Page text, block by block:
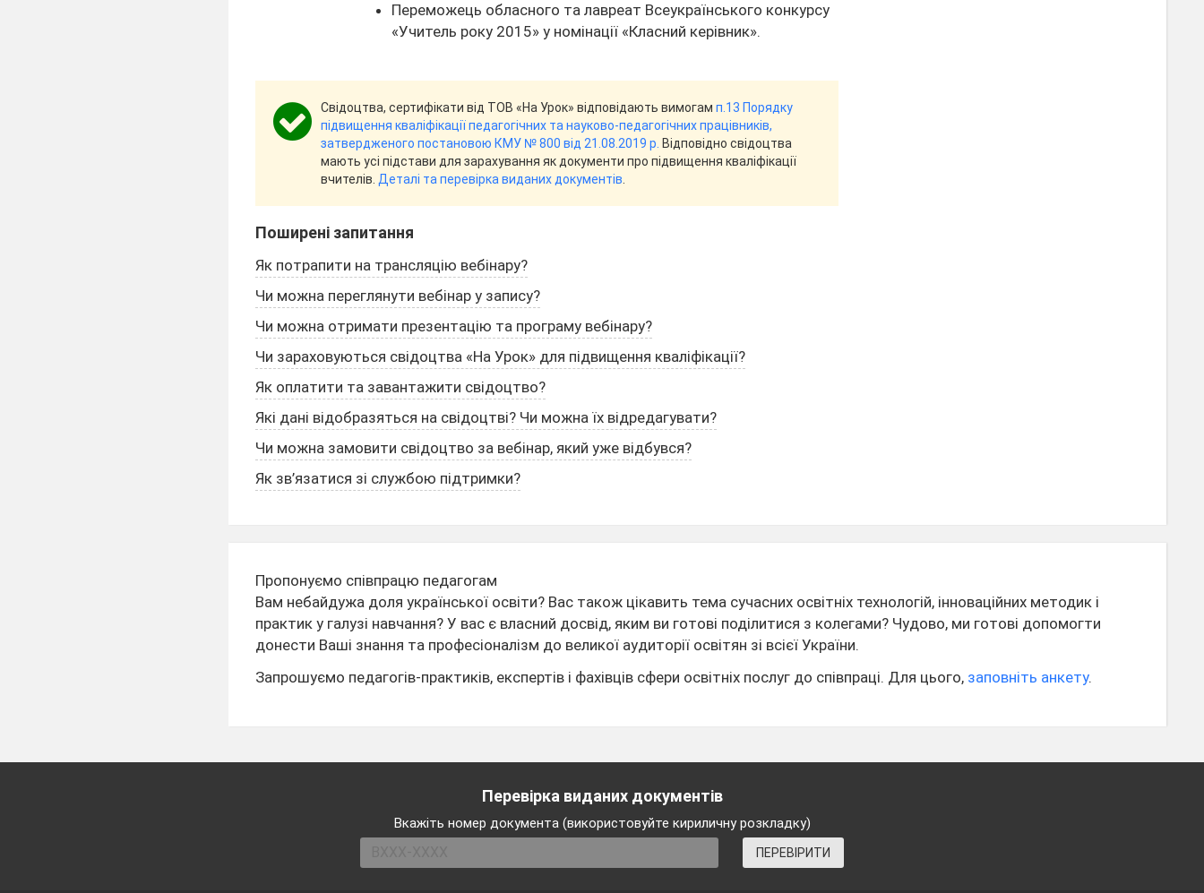
Переможець обласного та лавреат Всеукраїнського конкурсу
«Учитель року 2015» у номінації «Класний керівник».
Свідоцтва, сертифікати від ТОВ «На Урок» відповідають вимогам п.13 Порядку
підвищення кваліфікації педагогічних та науково-педагогічних працівників,
затвердженого постановою КМУ № 800 від 21.08.2019 р. Відповідно свідоцтва
мають усі підстави для зарахування як документи про підвищення кваліфікації
вчителів. Деталі та перевірка виданих документів
Поширені запитання
Як потрапити на трансляцію вебінару?
Чи можна переглянути вебінар у запису?
Чи можна отримати презентацію та програму вебінару?
Чи зараховуються свідоцтва «На Урок» для підвищення кваліфікації?
Як оплатити та завантажити свідоцтво?
Які дані відобразяться на свідоцтві? Чи можна їх відредагувати?
Чи можна замовити свідоцтво за вебінар, який уже відбувся?
Як зв’язатися зі службою підтримки?
Пропонуємо співпрацю педагогам
Вам небайдужа доля української освіти? Вас також цікавить тема сучасних освітніх технологій, інноваційних методик і
практик у галузі навчання? У вас є власний досвід, яким ви готові поділитися з колегами? Чудово, ми готові допомогти
донести Ваші знання та професіоналізм до великої аудиторії освітян зі всієї України.
Запрошуємо педагогів-практиків, експертів і фахівців сфери освітніх послуг до співпраці. Для цього, заповніть анкету.
Перевірка виданих документів
Вкажіть номер документа (використовуйте кириличну розкладку)
ПЕРЕВІРИТИ